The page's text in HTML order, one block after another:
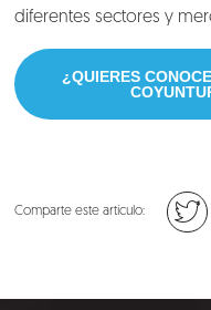
diferentes sectores y
¿QUIERES
Comparte este artículo: